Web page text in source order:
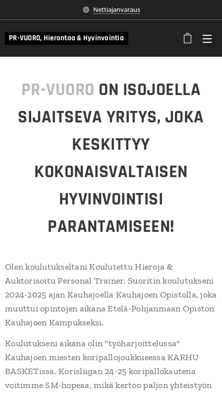
Nettiajanvaraus
PR-VUORO, Hierontaa & Hyvinvointia
PR-VUORO ON ISOJOELLA
SIJAITSEVA YRITYS, JOKA
KESKITTYY
KOKONAISVALTAISEN
HYVINVOINTISI
PARANTAMISEEN!
Olen koulutukseltani Koulutettu Hieroja &
Auktorisoitu Personal Trainer. Suoritin koulutukseni
2024-2025 ajan Kauhajoella Kauhajoen Opistolla, joka
muuttui opintojen aikana Etelä-Pohjanmaan Opiston
Kauhajoen Kampukseksi.
Koulutukseni aikana olin "työharjoittelussa"
Kauhajoen miesten koripallojoukkueessa KARHU
BASKETissa. Korisliigan 24-25 koripallokautena
voitimme SM-hopeaa, mikä kertoo paljon yhteistyön